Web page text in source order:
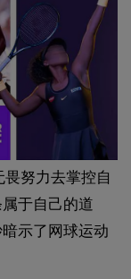
努力去掌控自
于自己的道
示了网球运动